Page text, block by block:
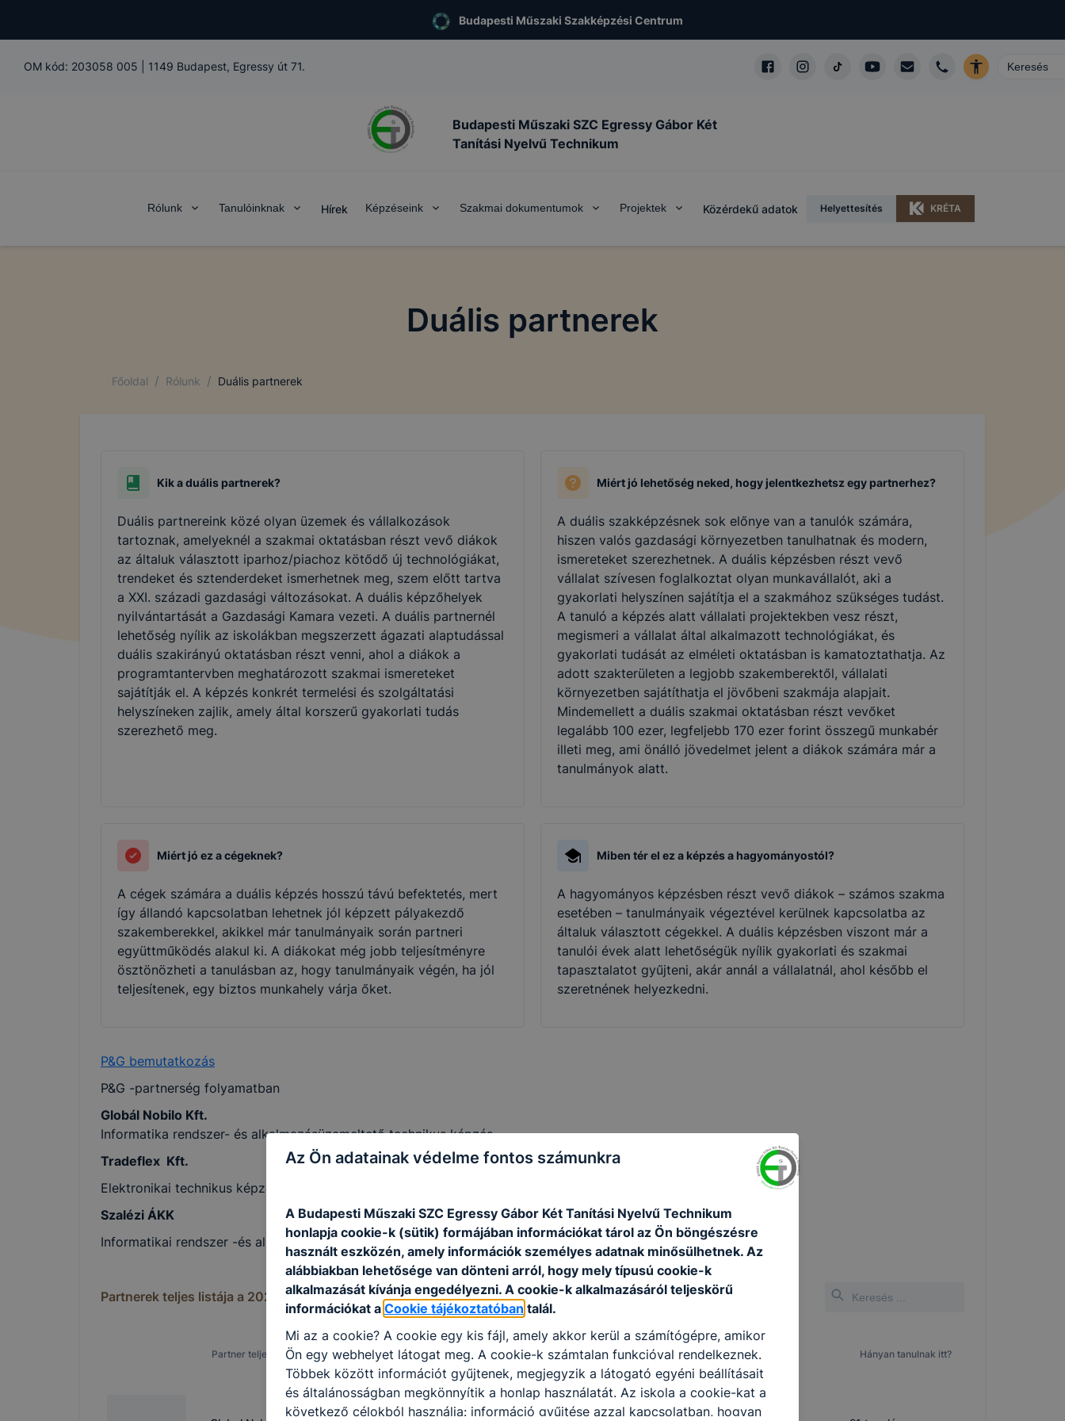
Budapesti Műszaki Szakképzési Centrum
OM kód: 203058 005 1149 Budapest, Egressy út 71.
Budapesti Műszaki SZC Egressy Gábor Két
Tanítási Nyelvű Technikum
Rólunk Tanulóinknak Hírek Képzéseink Szakmai dokumentumok Projektek Közérdekű adatok Helyettesítés KRÉTA
Duális partnerek
Főoldal / Rólunk / Duális partnerek
Kik a duális partnerek?
Duális partnereink közé olyan üzemek és vállalkozások
tartoznak, amelyeknél a szakmai oktatásban részt vevő diákok
az általuk választott iparhoz/piachoz kötődő új technológiákat,
trendeket és sztenderdeket ismerhetnek meg, szem előtt tartva
a XXI. századi gazdasági változásokat. A duális képzőhelyek
nyilvántartását a Gazdasági Kamara vezeti. A duális partnernél
lehetőség nyílik az iskolákban megszerzett ágazati alaptudással
duális szakirányú oktatásban részt venni, ahol a diákok a
programtantervben meghatározott szakmai ismereteket
sajátítják el. A képzés konkrét termelési és szolgáltatási
helyszíneken zajlik, amely által korszerű gyakorlati tudás
szerezhető meg.
Miért jó lehetőség neked, hogy jelentkezhetsz egy partnerhez?
A duális szakképzésnek sok előnye van a tanulók számára,
hiszen valós gazdasági környezetben tanulhatnak és modern,
ismereteket szerezhetnek. A duális képzésben részt vevő
vállalat szívesen foglalkoztat olyan munkavállalót, aki a
gyakorlati helyszínen sajátítja el a szakmához szükséges tudást.
A tanuló a képzés alatt vállalati projektekben vesz részt,
megismeri a vállalat által alkalmazott technológiákat, és
gyakorlati tudását az elméleti oktatásban is kamatoztathatja. Az
adott szakterületen a legjobb szakemberektől, vállalati
környezetben sajátíthatja el jövőbeni szakmája alapjait.
Mindemellett a duális szakmai oktatásban részt vevőket
legalább 100 ezer, legfeljebb 170 ezer forint összegű munkabér
illeti meg, ami önálló jövedelmet jelent a diákok számára már a
tanulmányok alatt.
Miért jó ez a cégeknek?
A cégek számára a duális képzés hosszú távú befektetés, mert
így állandó kapcsolatban lehetnek jól képzett pályakezdő
szakemberekkel, akikkel már tanulmányaik során partneri
együttműködés alakul ki. A diákokat még jobb teljesítményre
ösztönözheti a tanulásban az, hogy tanulmányaik végén, ha jól
teljesítenek, egy biztos munkahely várja őket.
Miben tér el ez a képzés a hagyományostól?
A hagyományos képzésben részt vevő diákok – számos szakma
esetében – tanulmányaik végeztével kerülnek kapcsolatba az
általuk választott cégekkel. A duális képzésben viszont már a
tanulói évek alatt lehetőségük nyílik gyakorlati és szakmai
tapasztalatot gyűjteni, akár annál a vállalatnál, ahol később el
szeretnének helyezkedni.
P&G bemutatkozás
P&G -partnerség folyamatban
Globál Nobilo Kft.
Informatika rendszer- és alkalmazásüzemeltető technikus képzés
Tradeflex Kft.
Elektronikai technikus képzés
Szalézi ÁKK
Informatikai rendszer -és alkalmazásüzemeltető képzés
Partnerek teljes listája a 2025/26 tanévtől
Partner teljes neve Címe Kapcsolattartó Weboldal Hányan tanulnak itt?
Kajdy Adrienn
Az Ön adatainak védelme fontos számunkra
A Budapesti Műszaki SZC Egressy Gábor Két Tanítási Nyelvű Technikum
honlapja cookie-k (sütik) formájában információkat tárol az Ön böngészésre
használt eszközén, amely információk személyes adatnak minősülhetnek. Az
alábbiakban lehetősége van dönteni arról, hogy mely típusú cookie-k
alkalmazását kívánja engedélyezni. A cookie-k alkalmazásáról teljeskörű
információkat a Cookie tájékoztatóban talál.
Mi az a cookie? A cookie egy kis fájl, amely akkor kerül a számítógépre, amikor
Ön egy webhelyet látogat meg. A cookie-k számtalan funkcióval rendelkeznek.
Többek között információt gyűjtenek, megjegyzik a látogató egyéni beállításait
és általánosságban megkönnyítik a honlap használatát. Az iskola a cookie-kat a
következő célokból használja: információ gyűjtése azzal kapcsolatban, hogyan